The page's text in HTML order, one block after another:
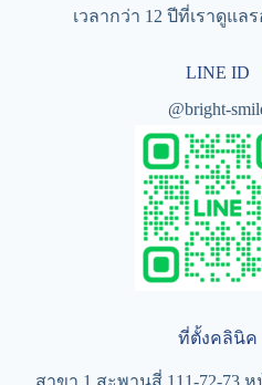
เวลากว่า 12 ปีที่เราดูแ
LINE ID
@bright-
ที่ตั้งคลินิค